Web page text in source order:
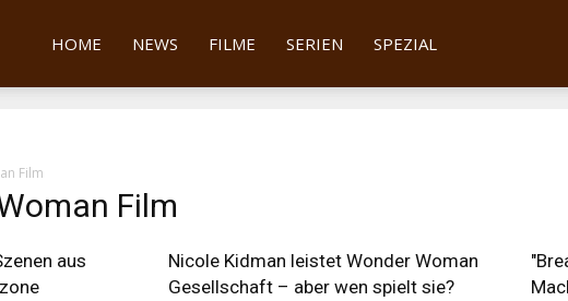
Filmfutter
HOME NEWS FILME SERIEN SPEZIAL
Film
Film
aus
Nicole Kidman leistet Wonder Woman
Gesellschaft – aber wen spielt sie?